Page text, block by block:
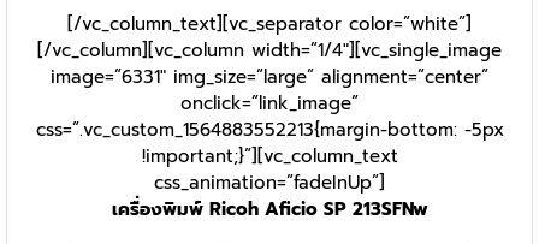
[/vc_column_text][vc_separator color=”white”]
[/vc_column][vc_column width=”1/4″][vc_single_image
image=”6331″ img_size=”large” alignment=”center”
onclick=”link_image”
css=”.vc_custom_1564883552213{margin-bottom: -5px
!important;}”][vc_column_text
css_animation=”fadeInUp”]
เครื่องพิมพ์ Ricoh Aficio SP 213SFNw